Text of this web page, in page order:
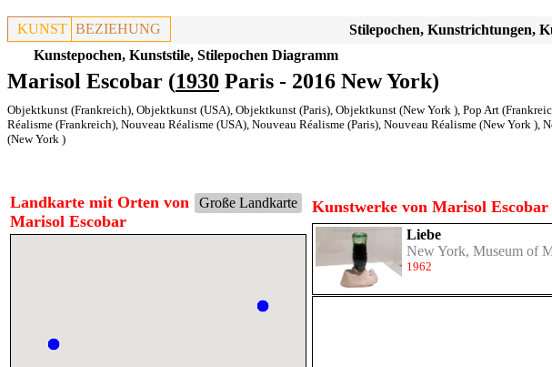
KUNST BEZIEHUNG
Stilepochen, Kunstrichtungen,
Kunstepochen, Kunststile, Stilepochen Diagramm
Marisol Escobar (1930 Paris - 2016 New York)
Objektkunst (Frankreich), Objektkunst (USA), Objektkunst (Paris), Objektkunst (New York ), Pop Art
Réalisme (Frankreich), Nouveau Réalisme (USA), Nouveau Réalisme (Paris), Nouveau Réalisme (New York ),
(New York )
Große Landkarte
Landkarte mit Orten von
Marisol Escobar
Kunstwerke von Marisol Escobar
Liebe
New York, Museum of
1962